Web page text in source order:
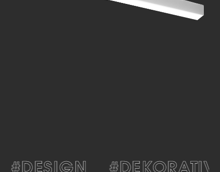
#DESIGN #DEKORATIV